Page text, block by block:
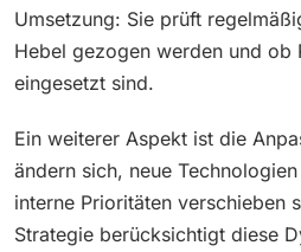
Umsetzung: Sie prüft
Hebel gezogen werden und ob
eingesetzt sind.
Ein weiterer Aspekt ist die
ändern sich, neue
interne Prioritäten verschieben
Strategie berücksichtigt diese